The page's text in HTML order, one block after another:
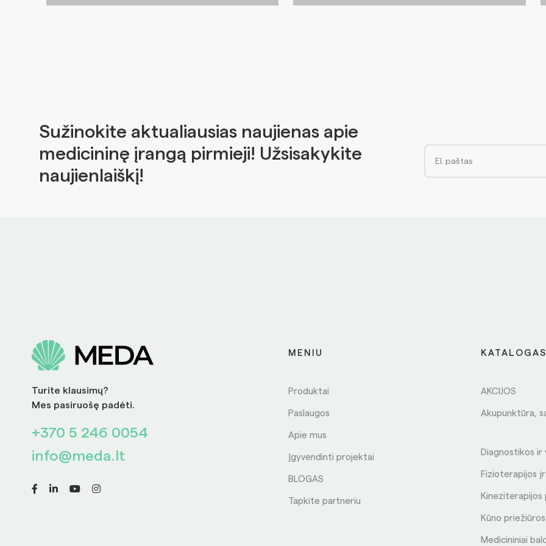
Sužinokite aktualiausias naujienas apie
medicininę įrangą pirmieji! Užsisakykite
naujienlaiškį!
Turite klausimų?
Mes pasiruošę padėti.
+370 5 246 0054
info@meda.lt
MENIU
Produktai
Paslaugos
Apie mus
Įgyvendinti projektai
BLOGAS
Tapkite partneriu
KATALOGAS
AKCIJOS
Akupunktūra,
Diagnostikos ir
Fizioterapijos
Kineziterapijos
Kūno
Medicininiai